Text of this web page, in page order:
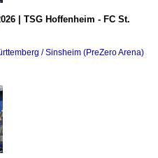
| TSG Hoffenheim - FC St.
/ Sinsheim (PreZero Arena)